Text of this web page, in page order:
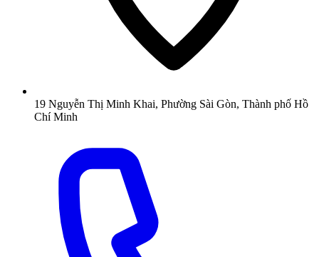
19 Nguyễn Thị Minh Khai, Phường Sài Gòn, Thành phố Hồ
Chí Minh